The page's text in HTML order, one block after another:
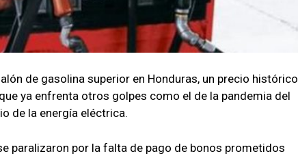
de gasolina superior en Honduras, un precio histórico
ya enfrenta otros golpes como el de la pandemia del
de la energía eléctrica.
paralizaron por la falta de pago de bonos prometidos